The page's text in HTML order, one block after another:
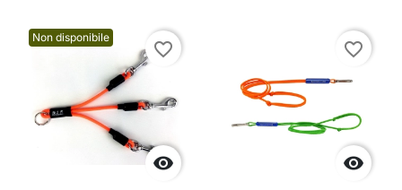
Non disponibile

favorite_border

favorite_border